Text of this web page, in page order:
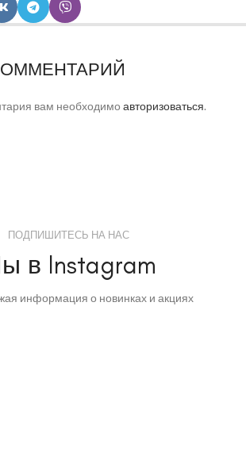
вам необходимо авторизоваться.
ПОДПИШИТЕСЬ НА НАС
в Instagram
информация о новинках и акциях